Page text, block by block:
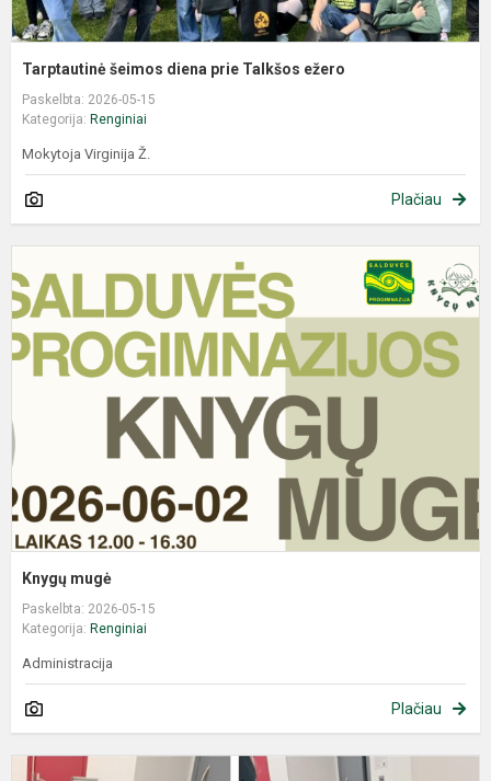
Tarptautinė šeimos diena prie Talkšos ežero
Paskelbta: 2026-05-15
Kategorija: Renginiai
Mokytoja Virginija Ž.
Plačiau
Knygų mugė
Paskelbta: 2026-05-15
Kategorija: Renginiai
Administracija
Plačiau